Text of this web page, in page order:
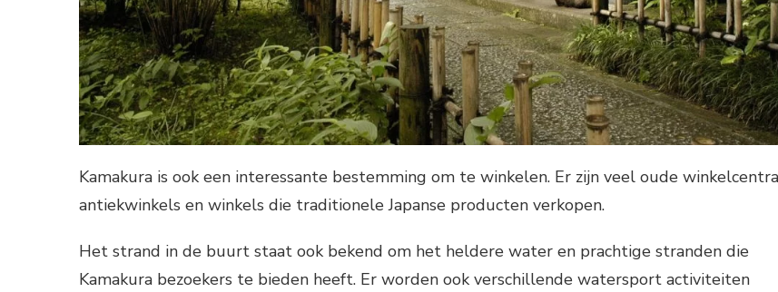
Kamakura is ook een interessante bestemming om te winkelen. Er zijn veel oude
antiekwinkels en winkels die traditionele Japanse producten verkopen.
Het strand in de buurt staat ook bekend om het heldere water en prachtige stranden die
Kamakura bezoekers te bieden heeft. Er worden ook verschillende watersport activiteiten